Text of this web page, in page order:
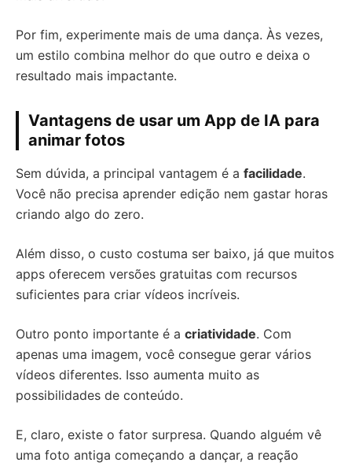
Por fim, experimente mais de uma dança. Às vezes,
um estilo combina melhor do que outro e deixa o
resultado mais impactante.
Vantagens de usar um App de IA para
animar fotos
Sem dúvida, a principal vantagem é a facilidade.
Você não precisa aprender edição nem gastar horas
criando algo do zero.
Além disso, o custo costuma ser baixo, já que muitos
apps oferecem versões gratuitas com recursos
suficientes para criar vídeos incríveis.
Outro ponto importante é a criatividade. Com
apenas uma imagem, você consegue gerar vários
vídeos diferentes. Isso aumenta muito as
possibilidades de conteúdo.
E, claro, existe o fator surpresa. Quando alguém vê
uma foto antiga começando a dançar, a reação